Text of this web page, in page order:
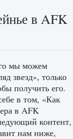
в AFK
мы можем
звезд», только
получить его.
в том, «Как
в AFK
контент,
нам ниже,